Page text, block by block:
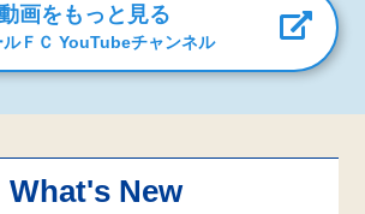
画をもっと見る
ルＦＣ YouTubeチャンネル
What's New